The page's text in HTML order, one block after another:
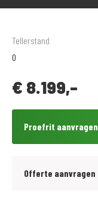
Tellerstand
0
€ 8.199,-
Proefrit aanvragen
Offerte aanvragen